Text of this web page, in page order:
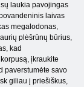
laukia pavojingas
laivas
megalodonas,
plėšrūnų būrius,
kad
įkraukite
paverstumėte savo
giliau į priešiškus,